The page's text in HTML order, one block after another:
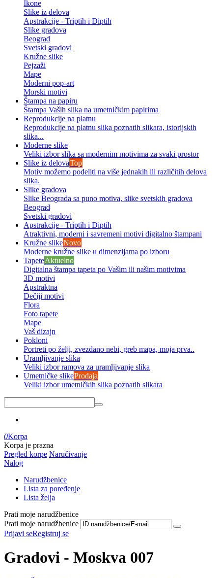
Ikone
Slike iz delova
Apstrakcije - Triptih i Diptih
Slike gradova
Beograd
Svetski gradovi
Kružne slike
Pejzaži
Mape
Moderni pop-art
Morski motivi
Štampa na papiru
Štampa Vaših slika na umetničkim papirima
Reprodukcije na platnu
Reprodukcije na platnu slika poznatih slikara, istorijskih
slika...
Moderne slike
Veliki izbor slika sa modernim motivima za svaki prostor
Slike iz delovaTop
Motiv možemo podeliti na više jednakih ili različitih delova
slika.
Slike gradova
Slike Beograda sa puno motiva, slike svetskih gradova
Beograd
Svetski gradovi
Apstrakcije - Triptih i Diptih
Atraktivni, moderni i savremeni motivi digitalno štampani
Kružne slikeNovo
Moderne kružne slike u dimenzijama po izboru
TapeteAktuelno
Digitalna štampa tapeta po Vašim ili našim motivima
3D motivi
Apstraktna
Dečiji motivi
Flora
Foto tapete
Mape
Vaš dizajn
Pokloni
Portreti po želji, zvezdano nebi, greb mapa, moja prva..
Uramljivanje slika
Veliki izbor ramova za uramljivanje slika
Umetničke slikeProdaja
Veliki izbor umetničkih slika poznatih slikara
0Korpa
Korpa je prazna
Pregled korpe Naručivanje
Nalog
Narudžbenice
Lista za poređenje
Lista želja
Prati moje narudžbenice
Prati moje narudžbenice
Prijavi seRegistruj se
Gradovi - Moskva 007